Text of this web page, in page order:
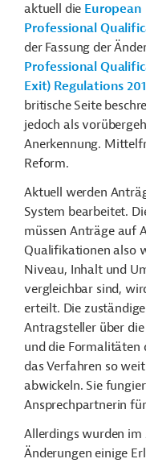
aktuell die
Professional
der Fassung der
Professional
Exit) Regulations
britische Seite
jedoch als
Anerkennung.
Reform.
Aktuell werden
System bearbeitet.
müssen Anträge auf
Qualifikationen also
Niveau, Inhalt und
vergleichbar sind,
erteilt. Die
Antragsteller über
und die Formalitäten
das Verfahren so
abwickeln. Sie
Ansprechpartnerin
Allerdings wurden
Änderungen einige